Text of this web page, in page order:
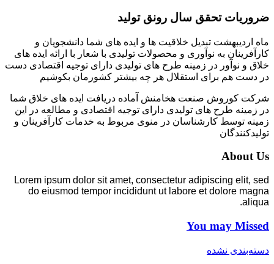
ضروریات تحقق سال رونق تولید
ماه اردیبهشت تبدیل خلاقیت ها و ایده های شما دانشجویان و
کارآفرینان به نوآوری و محصولات تولیدی با شعار با ارائه ایده های
خلاق و نوآور در زمینه طرح های تولیدی دارای توجیه اقتصادی دست
در دست هم برای استقلال هر چه بیشتر کشورمان بکوشیم
شرکت کوروش صنعت هخامنش آماده دریافت ایده های خلاق شما
در زمینه طرح های تولیدی دارای توجیه اقتصادی و مطالعه در این
زمینه توسط کارشناسان در منوی مربوط به خدمات کارآفرینان و
تولیدکنندگان
About Us
Lorem ipsum dolor sit amet, consectetur adipiscing elit, sed
do eiusmod tempor incididunt ut labore et dolore magna
aliqua.
You may Missed
دسته‌بندی نشده